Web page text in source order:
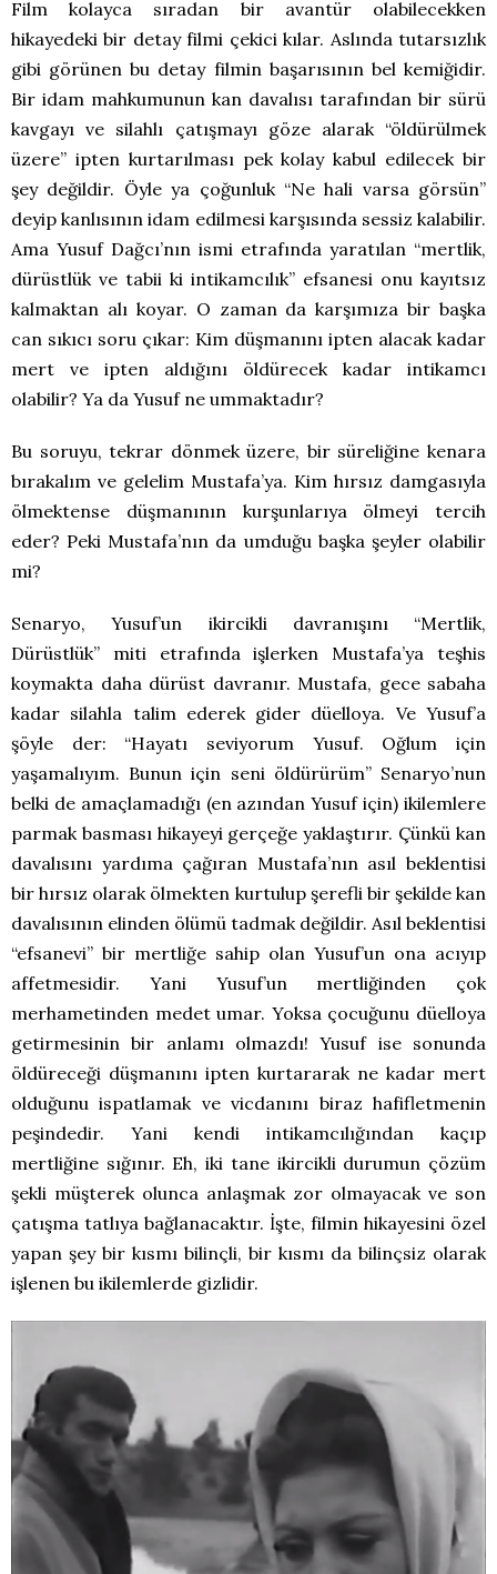
Film kolayca sıradan bir avantür olabilecekken
hikayedeki bir detay filmi çekici kılar. Aslında tutarsızlık
gibi görünen bu detay filmin başarısının bel kemiğidir.
Bir idam mahkumunun kan davalısı tarafından bir sürü
kavgayı ve silahlı çatışmayı göze alarak “öldürülmek
üzere” ipten kurtarılması pek kolay kabul edilecek bir
şey değildir. Öyle ya çoğunluk “Ne hali varsa görsün”
deyip kanlısının idam edilmesi karşısında sessiz kalabilir.
Ama Yusuf Dağcı’nın ismi etrafında yaratılan “mertlik,
dürüstlük ve tabii ki intikamcılık” efsanesi onu kayıtsız
kalmaktan alı koyar. O zaman da karşımıza bir başka
can sıkıcı soru çıkar: Kim düşmanını ipten alacak kadar
mert ve ipten aldığını öldürecek kadar intikamcı
olabilir? Ya da Yusuf ne ummaktadır?
Bu soruyu, tekrar dönmek üzere, bir süreliğine kenara
bırakalım ve gelelim Mustafa’ya. Kim hırsız damgasıyla
ölmektense düşmanının kurşunlarıya ölmeyi tercih
eder? Peki Mustafa’nın da umduğu başka şeyler olabilir
mi?
Senaryo, Yusuf’un ikircikli davranışını “Mertlik,
Dürüstlük” miti etrafında işlerken Mustafa’ya teşhis
koymakta daha dürüst davranır. Mustafa, gece sabaha
kadar silahla talim ederek gider düelloya. Ve Yusuf’a
şöyle der: “Hayatı seviyorum Yusuf. Oğlum için
yaşamalıyım. Bunun için seni öldürürüm” Senaryo’nun
belki de amaçlamadığı (en azından Yusuf için) ikilemlere
parmak basması hikayeyi gerçeğe yaklaştırır. Çünkü kan
davalısını yardıma çağıran Mustafa’nın asıl beklentisi
bir hırsız olarak ölmekten kurtulup şerefli bir şekilde kan
davalısının elinden ölümü tadmak değildir. Asıl beklentisi
“efsanevi” bir mertliğe sahip olan Yusuf’un ona acıyıp
affetmesidir. Yani Yusuf’un mertliğinden çok
merhametinden medet umar. Yoksa çocuğunu düelloya
getirmesinin bir anlamı olmazdı! Yusuf ise sonunda
öldüreceği düşmanını ipten kurtararak ne kadar mert
olduğunu ispatlamak ve vicdanını biraz hafifletmenin
peşindedir. Yani kendi intikamcılığından kaçıp
mertliğine sığınır. Eh, iki tane ikircikli durumun çözüm
şekli müşterek olunca anlaşmak zor olmayacak ve son
çatışma tatlıya bağlanacaktır. İşte, filmin hikayesini özel
yapan şey bir kısmı bilinçli, bir kısmı da bilinçsiz olarak
işlenen bu ikilemlerde gizlidir.